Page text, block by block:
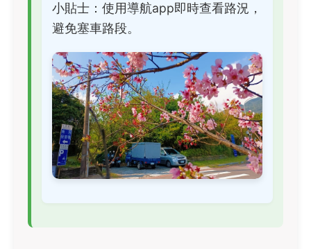
小貼士：使用導航app即時查看路況，
避免塞車路段。